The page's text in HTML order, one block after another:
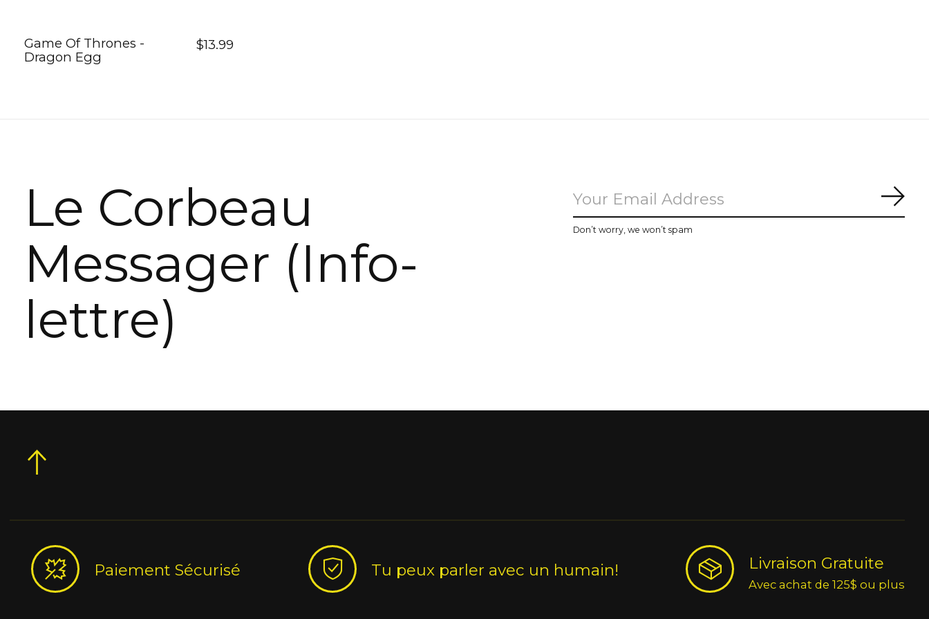
Game Of Thrones -
Dragon Egg
$13.99
Le Corbeau
Messager (Info-
lettre)
Don’t worry, we won’t spam
Paiement Sécurisé Tu peux parler avec un humain! Livraison Gratuite
Avec achat de 125$ ou plus